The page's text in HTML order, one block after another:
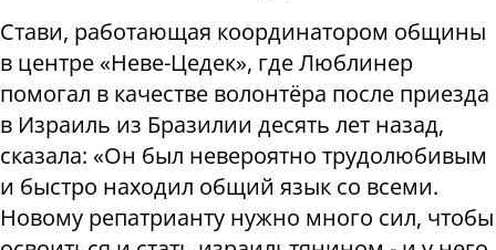
Стави, работающая координатором общины
в центре «Неве-Цедек», где Люблинер
помогал в качестве волонтёра после приезда
в Израиль из Бразилии десять лет назад,
сказала: «Он был невероятно трудолюбивым
и быстро находил общий язык со всеми.
Новому репатрианту нужно много сил, чтобы